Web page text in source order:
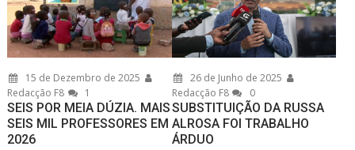
15 de Dezembro de 2025
Redacção F8
1
SEIS POR MEIA DÚZIA. MAIS
SEIS MIL PROFESSORES EM
2026
26 de Junho de 2025
Redacção F8
0
SUBSTITUIÇÃO DA RUSSA
ALROSA FOI TRABALHO
ÁRDUO